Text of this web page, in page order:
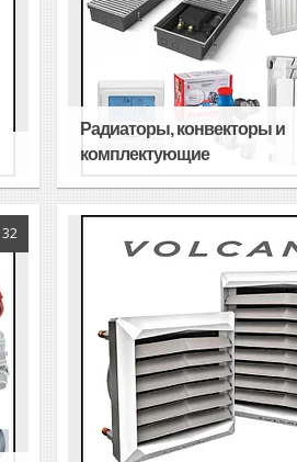
Радиаторы, конвекторы и
комплектующие
32